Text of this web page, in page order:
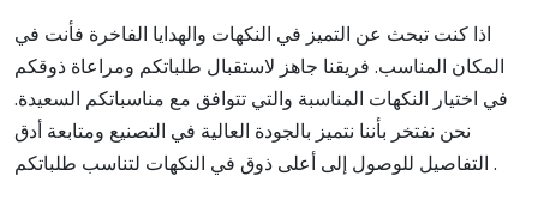
اذا كنت تبحث عن التميز في النكهات والهدايا الفاخرة فأنت في
المكان المناسب. فريقنا جاهز لاستقبال طلباتكم ومراعاة ذوقكم
في اختيار النكهات المناسبة والتي تتوافق مع مناسباتكم السعيدة.
نحن نفتخر بأننا نتميز بالجودة العالية في التصنيع ومتابعة أدق
التفاصيل للوصول إلى أعلى ذوق في النكهات لتناسب طلباتكم .